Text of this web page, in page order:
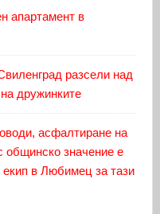
апартамент в
разсели над
дружинките
асфалтиране на
общинско значение е
в Любимец за тази